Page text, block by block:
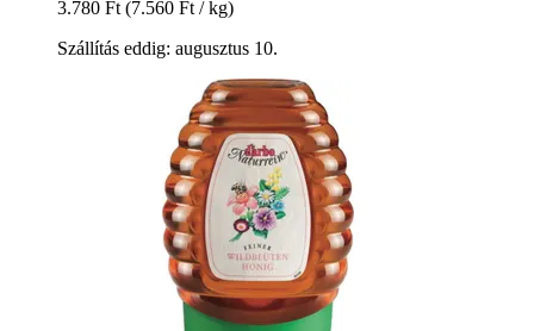
3.780 Ft (7.560 Ft / kg)
Szállítás eddig: augusztus 10.